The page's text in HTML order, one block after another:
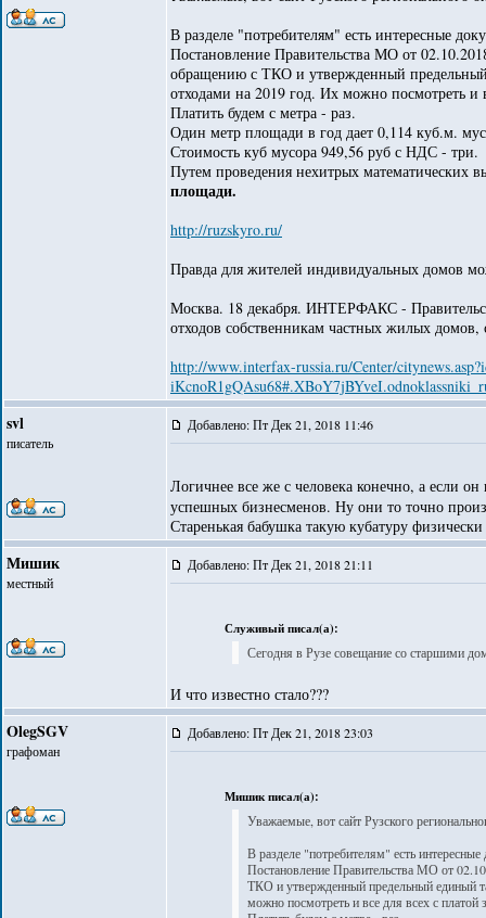
В разделе "потребителям" есть интересные
Постановление Правительства МО от
обращению с ТКО и утвержденный
отходами на 2019 год. Их можно посмотреть и
Платить будем с метра - раз.
Один метр площади в год дает 0,114 куб.м.
Стоимость куб мусора 949,56 руб с НДС - три.
Путем проведения нехитрых математических
площади.
http://ruzskyro.ru/
Правда для жителей индивидуальных домов
Москва. 18 декабря. ИНТЕРФАКС -
отходов собственникам частных жилых
http://www.interfax-russia.ru/Center/
svl
писатель
Добавлено: Пт Дек 21, 2018 11:46
Логичнее все же с человека конечно, а если
успешных бизнесменов. Ну они то точно
Старенькая бабушка такую кубатуру
Мишик
местный
Добавлено: Пт Дек 21, 2018 21:11
Служивый писал(а):
Сегодня в Рузе совещание со старшими
И что известно стало???
OlegSGV
графоман
Добавлено: Пт Дек 21, 2018 23:03
Мишик писал(а):
Уважаемые, вот сайт Рузского
В разделе "потребителям" есть
Постановление Правительства МО от
ТКО и утвержденный предельный единый
можно посмотреть и все для всех с платой